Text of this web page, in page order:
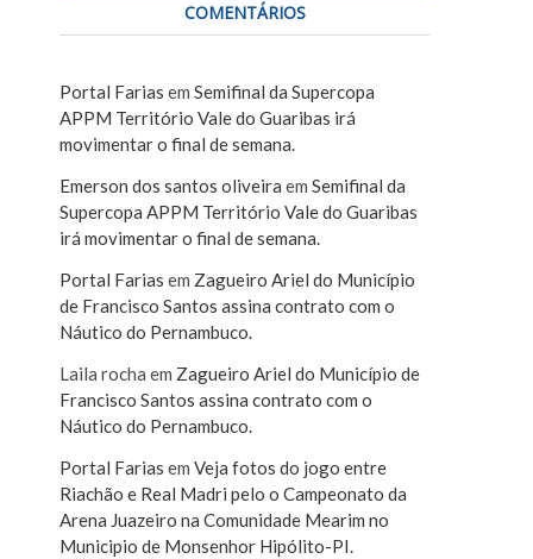
COMENTÁRIOS
Portal Farias em Semifinal da Supercopa
APPM Território Vale do Guaribas irá
movimentar o final de semana.
Emerson dos santos oliveira em Semifinal da
Supercopa APPM Território Vale do Guaribas
irá movimentar o final de semana.
Portal Farias em Zagueiro Ariel do Município
de Francisco Santos assina contrato com o
Náutico do Pernambuco.
Laila rocha em Zagueiro Ariel do Município de
Francisco Santos assina contrato com o
Náutico do Pernambuco.
Portal Farias em Veja fotos do jogo entre
Riachão e Real Madri pelo o Campeonato da
Arena Juazeiro na Comunidade Mearim no
Municipio de Monsenhor Hipólito-PI.